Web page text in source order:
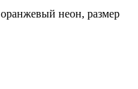
неон, размер